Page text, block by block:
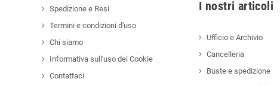
Spedizione e Resi
Termini e condizioni d'uso
Chi siamo
Informativa sull'uso dei Cookie
Contattaci
I nostri
Ufficio e Archivio
Cancelleria
Buste e spedizione